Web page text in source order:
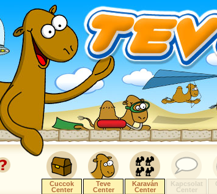
Cuccok
Center
Teve
Center
Karaván
Center
Kapcsolat
Center